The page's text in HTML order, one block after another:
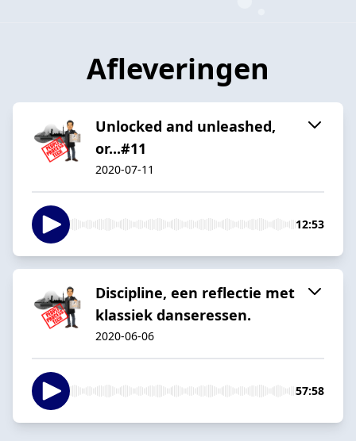
Afleveringen
Unlocked and unleashed,
or...#11
2020-07-11
12:53
Discipline, een reflectie met
klassiek danseressen.
2020-06-06
57:58